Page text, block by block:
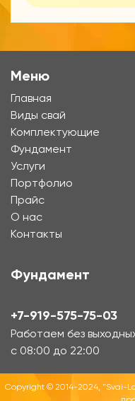
Меню
Главная
Виды свай
Комплектующие
Фундамент
Услуги
Портфолио
Прайс
О нас
Контакты
Фундамент
+7-919-575-75-03
Работаем без
с 08:00 до 22:00
Copyright © 2014-2024, "Svai-